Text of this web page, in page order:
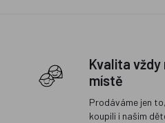
Kvalita vždy
místě
Prodáváme jen
koupili i našim